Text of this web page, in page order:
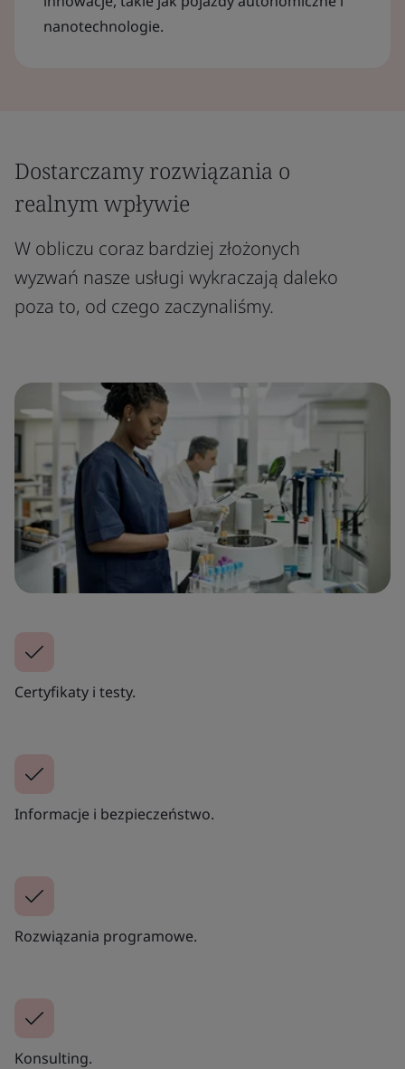
nanotechnologie.
Dostarczamy rozwiązania o
realnym wpływie
W obliczu coraz bardziej złożonych
wyzwań nasze usługi wykraczają daleko
poza to, od czego zaczynaliśmy.
Certyfikaty i testy.
Informacje i bezpieczeństwo.
Rozwiązania programowe.
Konsulting.